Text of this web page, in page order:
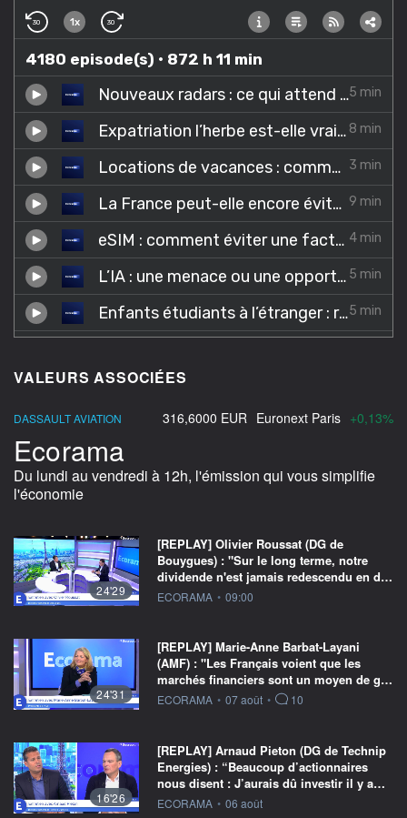
VALEURS ASSOCIÉES
DASSAULT AVIATION 316,6000 EUR Euronext Paris +0,13%
Ecorama
Du lundi au vendredi à 12h, l'émission qui vous simplifie
l'économie
24'29
[REPLAY] Olivier Roussat (DG de
Bouygues) : "Sur le long terme, notre
dividende n'est jamais redescendu en d…
information fournie par
ECORAMA • 09:00
24'31
[REPLAY] Marie-Anne Barbat-Layani
(AMF) : "Les Français voient que les
marchés financiers sont un moyen de g…
information fournie par
ECORAMA • 07 août • 10
16'26
[REPLAY] Arnaud Pieton (DG de Technip
Energies) : “Beaucoup d’actionnaires
nous disent : J’aurais dû investir il y a…
information fournie par
ECORAMA • 06 août